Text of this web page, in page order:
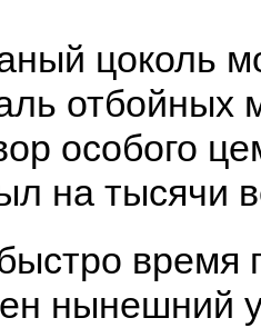
цоколь
отбойных
особого
на тысячи
время
нынешний